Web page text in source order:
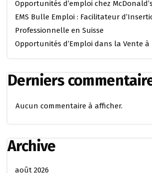
Opportunités d’emploi chez
EMS Bulle Emploi : Facilitateur
Professionnelle en Suisse
Opportunités d’Emploi dans la Vente à
Derniers
Aucun commentaire à afficher.
Archive
août 2026